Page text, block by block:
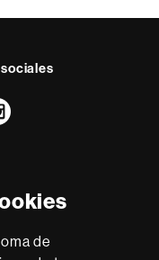
de
Instagram